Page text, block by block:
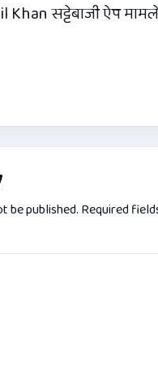
Khan सट्टेबाजी ऐप
be published. Required